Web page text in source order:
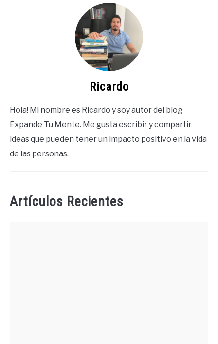
Ricardo
Hola! Mi nombre es Ricardo y soy autor del blog
Expande Tu Mente. Me gusta escribir y compartir
ideas que pueden tener un impacto positivo en la vida
de las personas.
Artículos Recientes